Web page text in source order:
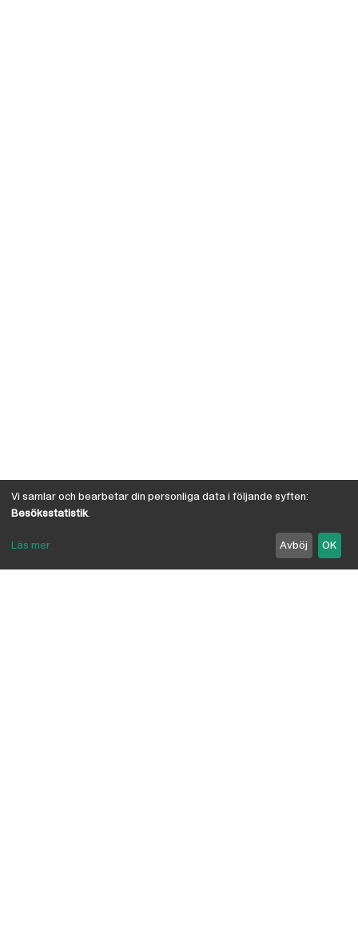
Vi samlar och bearbetar din personliga data i följande syften:
Besöksstatistik.
Läs mer Avböj OK